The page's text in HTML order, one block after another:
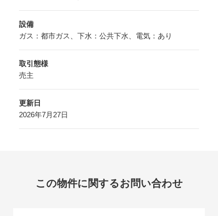
設備
ガス：都市ガス、下水：公共下水、電気：あり
取引態様
売主
更新日
2026年7月27日
この物件に関するお問い合わせ